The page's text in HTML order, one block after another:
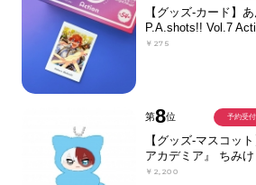
【グッズ-カード】
P.A.shots!! Vol.7
￥275
第8位
【グッズ-マスコッ
アカデミア』 ちみ
￥2,200
予約受